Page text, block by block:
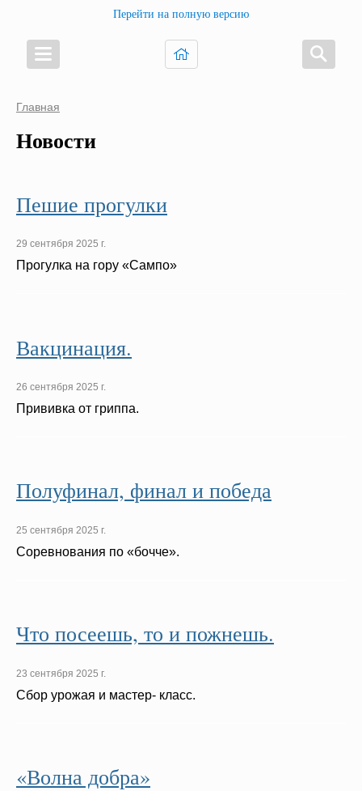
Перейти на полную версию
Главная
Новости
Пешие прогулки
29 сентября 2025 г.
Прогулка на гору «Сампо»
Вакцинация.
26 сентября 2025 г.
Прививка от гриппа.
Полуфинал, финал и победа
25 сентября 2025 г.
Соревнования по «бочче».
Что посеешь, то и пожнешь.
23 сентября 2025 г.
Сбор урожая и мастер- класс.
«Волна добра»